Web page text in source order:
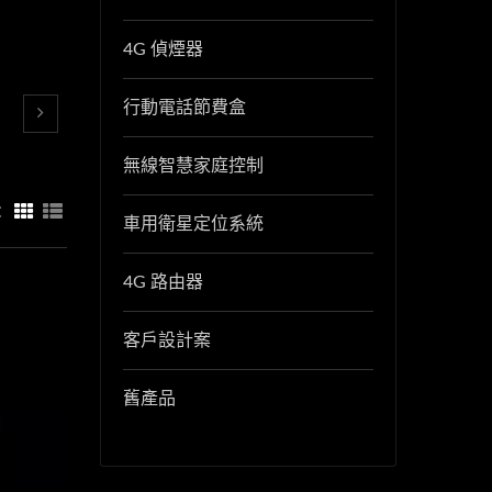
4G 偵煙器
行動電話節費盒
無線智慧家庭控制
車用衛星定位系統
4G 路由器
客戶設計案
舊產品